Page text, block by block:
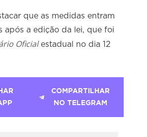
que as medidas entram
após a edição da lei, que foi
Oficialestadual no dia 12
COMPARTILHAR
NO TELEGRAM